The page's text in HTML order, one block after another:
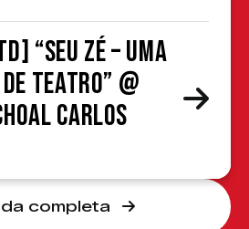
“Seu Zé – Uma
teatro” @
Carlos
completa